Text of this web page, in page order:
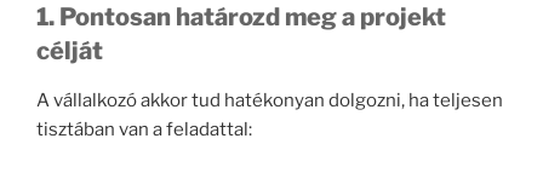
1. Pontosan határozd meg a projekt
célját
A vállalkozó akkor tud hatékonyan dolgozni, ha teljesen
tisztában van a feladattal: